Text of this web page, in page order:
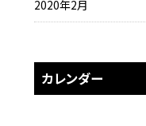
2020年2月
カレンダー